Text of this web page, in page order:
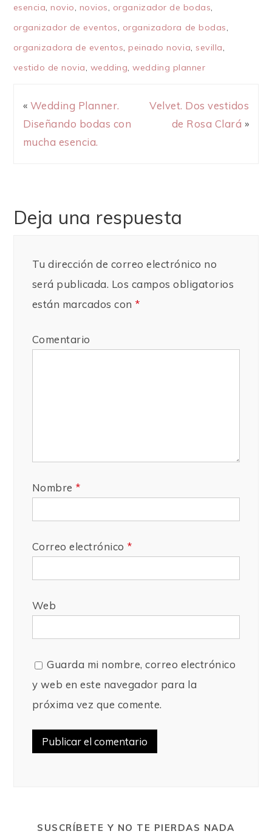
esencia,novio, novios, organizador de bodas,
organizador de eventos, organizadora de bodas,
organizadora de eventos,peinado novia, sevilla,
vestido de novia, wedding,wedding planner
« Wedding Planner.
Diseñando bodas con
mucha esencia.
Velvet. Dos vestidos
de Rosa Clará »
Deja una respuesta
Tu dirección de correo electrónico no
será publicada. Los campos obligatorios
están marcados con *
Comentario
Nombre *
Correo electrónico *
Web
Guarda mi nombre, correo electrónico
y web en este navegador para la
próxima vez que comente.
SUSCRÍBETE Y NO TE PIERDAS NADA